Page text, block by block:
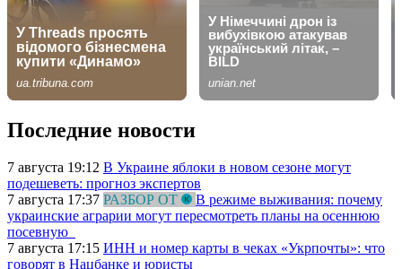
Последние новости
7 августа 19:12 В Украине яблоки в новом сезоне могут
подешеветь: прогноз экспертов
7 августа 17:37 РАЗБОР ОТ
В режиме выживания: почему
украинские аграрии могут пересмотреть планы на осеннюю
посевную
7 августа 17:15 ИНН и номер карты в чеках «Укрпочты»: что
говорят в Нацбанке и юристы